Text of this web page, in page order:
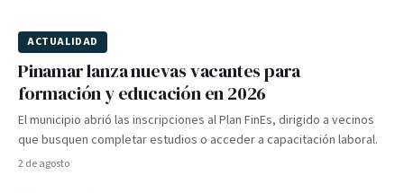
ACTUALIDAD
Pinamar lanza nuevas vacantes para
formación y educación en 2026
El municipio abrió las inscripciones al Plan FinEs, dirigido a vecinos
que busquen completar estudios o acceder a capacitación laboral.
2 de agosto